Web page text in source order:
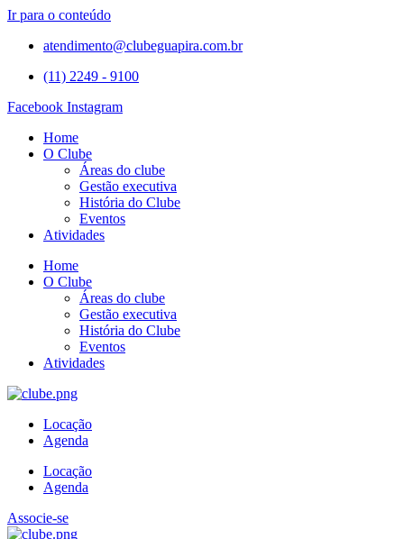
Ir para o conteúdo
atendimento@clubeguapira.com.br
(11) 2249 - 9100
Facebook Instagram
Home
O Clube
Áreas do clube
Gestão executiva
História do Clube
Eventos
Atividades
Home
O Clube
Áreas do clube
Gestão executiva
História do Clube
Eventos
Atividades
Locação
Agenda
Locação
Agenda
Associe-se